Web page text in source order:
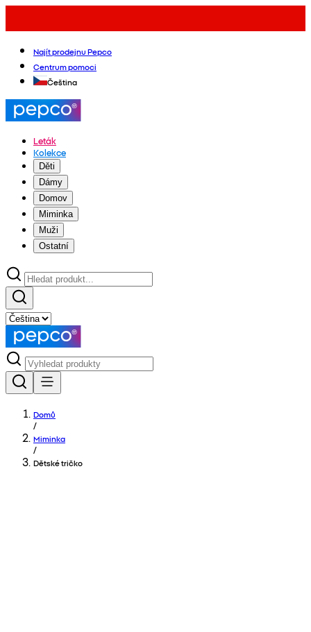
Najít prodejnu Pepco
Centrum pomoci
Čeština
Leták
Kolekce
Děti
Dámy
Domov
Miminka
Muži
Ostatní
Domů
/
Miminka
/
Dětské tričko